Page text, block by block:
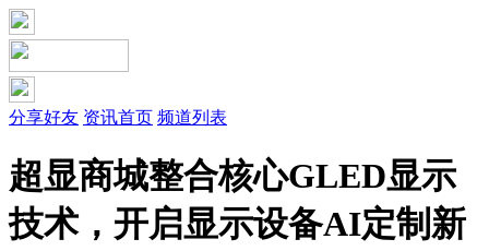
分享好友 资讯首页 频道列表
超显商城整合核心GLED显示
技术，开启显示设备AI定制新